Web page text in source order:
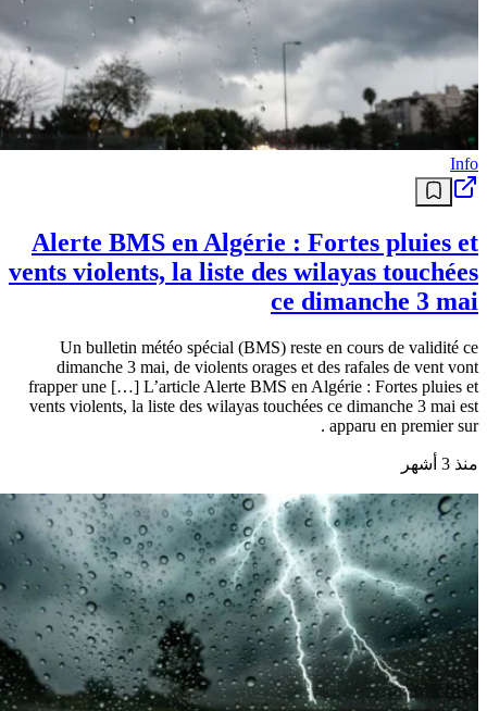
Info
Alerte BMS en Algérie : Fortes pluies et
vents violents, la liste des wilayas touchées
ce dimanche 3 mai
Un bulletin météo spécial (BMS) reste en cours de validité ce
dimanche 3 mai, de violents orages et des rafales de vent vont
frapper une […] L’article Alerte BMS en Algérie : Fortes pluies et
vents violents, la liste des wilayas touchées ce dimanche 3 mai est
apparu en premier sur .
منذ 3 أشهر